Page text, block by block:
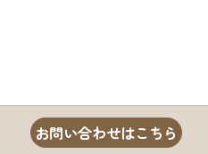
お問い合わせはこちら